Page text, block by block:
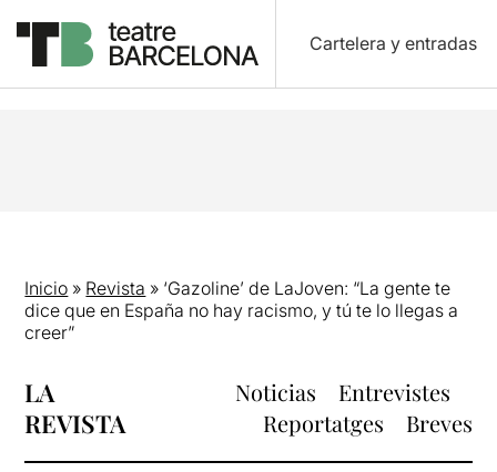
Cartelera y entradas
Inicio » Revista » ‘Gazoline’ de LaJoven: “La gente te
dice que en España no hay racismo, y tú te lo llegas a
creer”
LA
REVISTA
Noticias
Entrevistes
Reportatges
Breves